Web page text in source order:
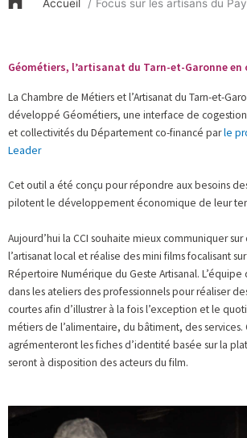
Accueil Focus sur les artisans du
Géométiers, l’artisanat du Tarn-et-Garonne en
La Chambre de Métiers et l’Artisanat du Tarn-et-
développé Géométiers, une interface de
et collectivités du Département co-financé parle
Leader
Cet outil a été conçu pour répondre aux besoins
pilotent le développement économique de leur
Aujourd’hui la CCI souhaite mieux communiquer sur
l’artisanat local et réalise des mini films focalisant
Répertoire Numérique du Geste Artisanal.
dans les ateliers des professionnels pour réaliser
courtes afin d’illustrer à la fois l’exception et le
métiers de l’alimentaire, du bâtiment, des services.
agrémenteront les fiches d’identité basée sur la
seront à disposition des acteurs du film.